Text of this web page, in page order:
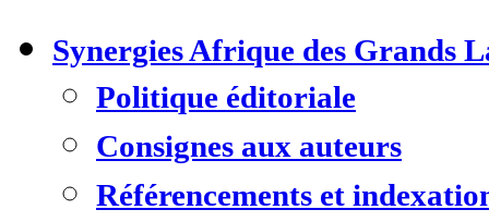
Synergies Afrique des Grands
Politique éditoriale
Consignes aux auteurs
Référencements et